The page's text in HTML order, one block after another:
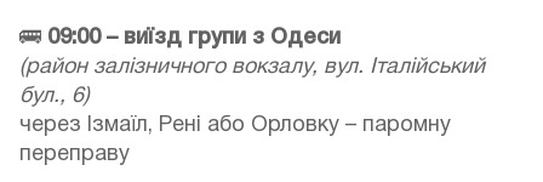
🚌 09:00 – виїзд групи з Одеси
(район залізничного вокзалу, вул. Італійський
бул., 6)
через Ізмаїл, Рені або Орловку – паромну
переправу